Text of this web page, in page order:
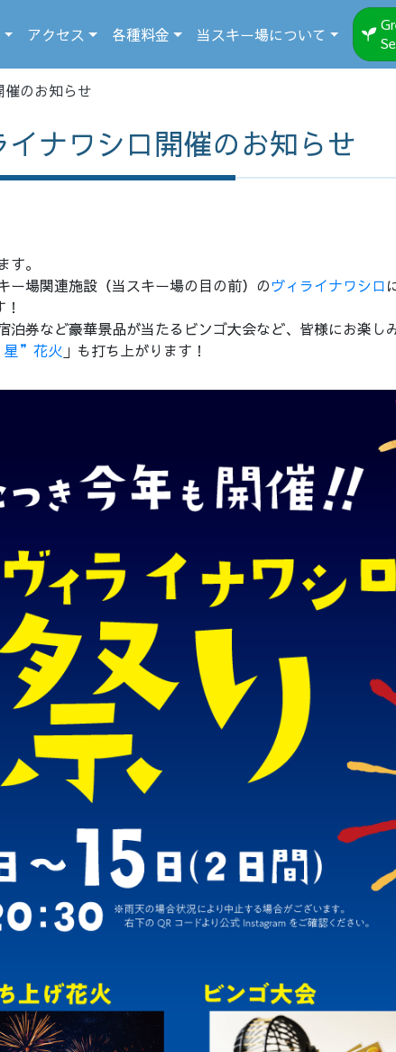
アクセス 各種料金 当スキー場について
のお知らせ
ナワシロ開催のお知らせ
。
ー場関連施設（当スキー場の目の前）のヴィライナワシロ
券など豪華景品が当たるビンゴ大会など、皆様にお楽し
”花火 」も打ち上がります！